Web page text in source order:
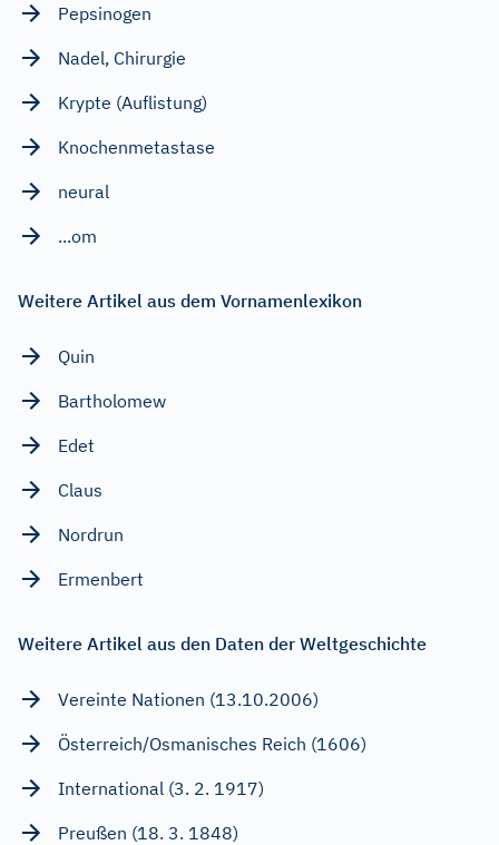
Pepsinogen
Nadel, Chirurgie
Krypte (Auflistung)
Knochenmetastase
neural
...om
Weitere Artikel aus dem Vornamenlexikon
Quin
Bartholomew
Edet
Claus
Nordrun
Ermenbert
Weitere Artikel aus den Daten der Weltgeschichte
Vereinte Nationen (13.10.2006)
Österreich/Osmanisches Reich (1606)
International (3. 2. 1917)
Preußen (18. 3. 1848)